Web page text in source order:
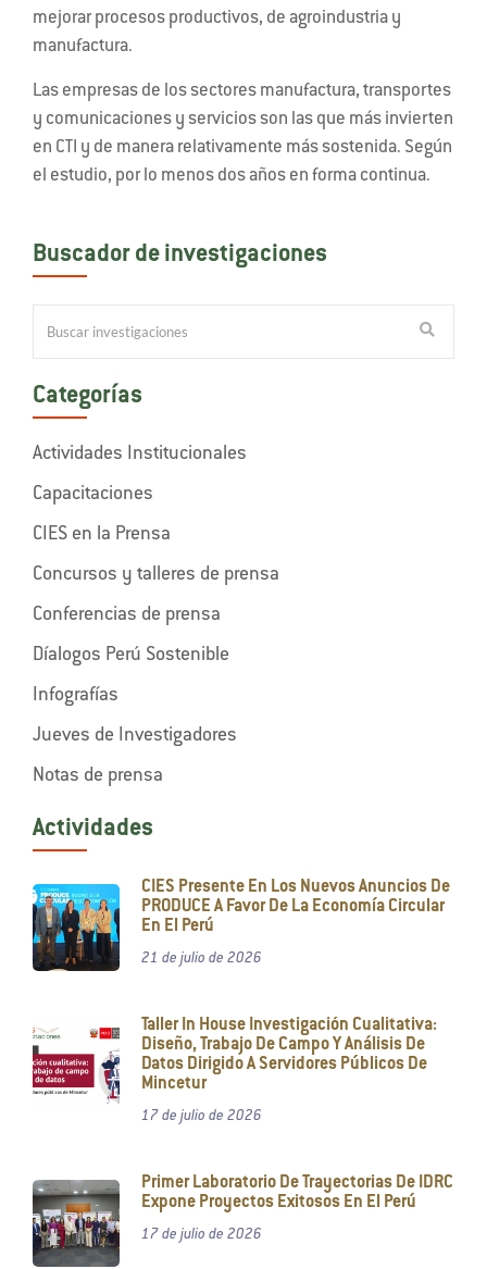
mejorar procesos productivos, de agroindustria y
manufactura.
Las empresas de los sectores manufactura, transportes
y comunicaciones y servicios son las que más invierten
en CTI y de manera relativamente más sostenida. Según
el estudio, por lo menos dos años en forma continua.
Buscador de investigaciones
Categorías
Actividades Institucionales
Capacitaciones
CIES en la Prensa
Concursos y talleres de prensa
Conferencias de prensa
Díalogos Perú Sostenible
Infografías
Jueves de Investigadores
Notas de prensa
Actividades
CIES Presente En Los Nuevos Anuncios De
PRODUCE A Favor De La Economía Circular
En El Perú
21 de julio de 2026
Taller In House Investigación Cualitativa:
Diseño, Trabajo De Campo Y Análisis De
Datos Dirigido A Servidores Públicos De
Mincetur
17 de julio de 2026
Primer Laboratorio De Trayectorias De IDRC
Expone Proyectos Exitosos En El Perú
17 de julio de 2026